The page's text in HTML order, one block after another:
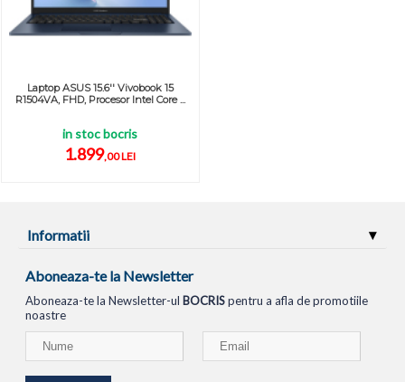
Laptop ASUS 15.6'' Vivobook 15
R1504VA, FHD, Procesor Intel Core ...
in stoc bocris
1.899,00 LEI
Informatii
Aboneaza-te la Newsletter
Aboneaza-te la Newsletter-ul BOCRISpentru a afla de promotiile
noastre